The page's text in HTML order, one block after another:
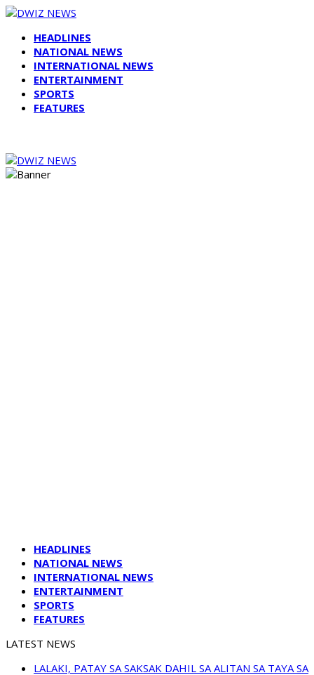
HEADLINES
NATIONAL NEWS
INTERNATIONAL NEWS
ENTERTAINMENT
SPORTS
FEATURES
HEADLINES
NATIONAL NEWS
INTERNATIONAL NEWS
ENTERTAINMENT
SPORTS
FEATURES
LATEST NEWS
LALAKI, PATAY SA SAKSAK DAHIL SA ALITAN SA TAYA SA